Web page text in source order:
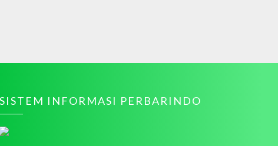
SISTEM INFORMASI PERBARINDO